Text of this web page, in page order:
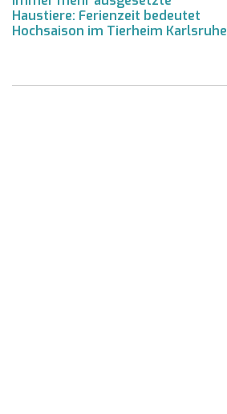
Haustiere: Ferienzeit bedeutet
Hochsaison im Tierheim Karlsruhe